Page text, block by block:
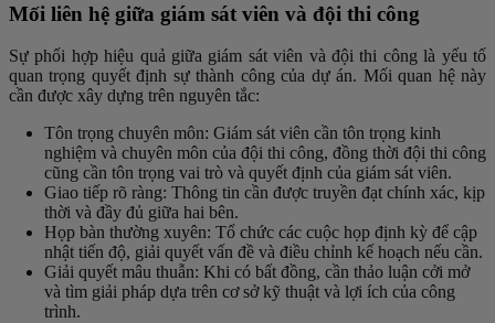
Mối liên hệ giữa giám sát viên và đội thi công
Sự phối hợp hiệu quả giữa giám sát viên và đội thi công là yếu tố
quan trọng quyết định sự thành công của dự án. Mối quan hệ này
cần được xây dựng trên nguyên tắc:
Tôn trọng chuyên môn: Giám sát viên cần tôn trọng kinh
nghiệm và chuyên môn của đội thi công, đồng thời đội thi công
cũng cần tôn trọng vai trò và quyết định của giám sát viên.
Giao tiếp rõ ràng: Thông tin cần được truyền đạt chính xác, kịp
thời và đầy đủ giữa hai bên.
Họp bàn thường xuyên: Tổ chức các cuộc họp định kỳ để cập
nhật tiến độ, giải quyết vấn đề và điều chỉnh kế hoạch nếu cần.
Giải quyết mâu thuẫn: Khi có bất đồng, cần thảo luận cởi mở
và tìm giải pháp dựa trên cơ sở kỹ thuật và lợi ích của công
trình.